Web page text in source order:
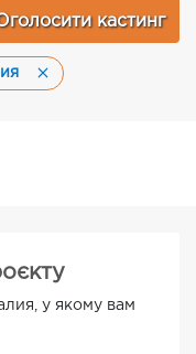
кастинг
у якому вам